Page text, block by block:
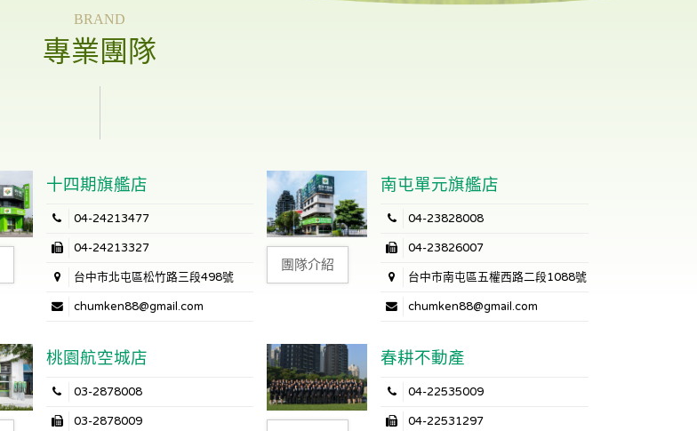
BRAND
專業團隊
十四期旗艦店
04-24213477
04-24213327
台中市北屯區松竹路三段498號
chumken88@gmail.com
團隊介紹
南屯單元旗艦店
04-23828008
04-23826007
台中市南屯區五權西路二段1088號
chumken88@gmail.com
桃園航空城店
03-2878008
03-2878009
春耕不動產
04-22535009
04-22531297